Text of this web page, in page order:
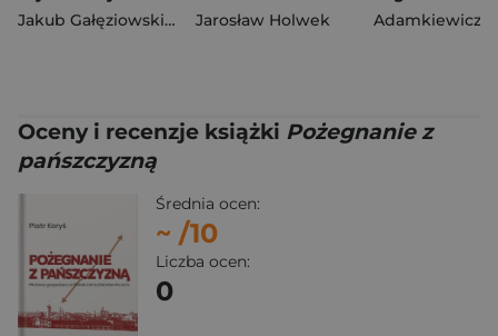
Jakub Gałęziowski
,Krzysztof Jasiecki,Jerzy Kochanowski
Jarosław Holwek
Oceny i recenzje książki Pożegnanie z
pańszczyzną
Średnia ocen:
~ /10
Liczba ocen:
0